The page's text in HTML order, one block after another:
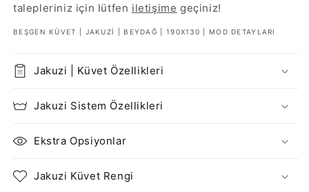
talepleriniz için lütfen iletişime geçiniz!
BEŞGEN KÜVET | JAKUZI | BEYDAĞ | 190X130 | MOD DETAYLARI
Jakuzi | Küvet Özellikleri
Jakuzi Sistem Özellikleri
E kstra Opsiyonlar
J akuzi Küvet Rengi